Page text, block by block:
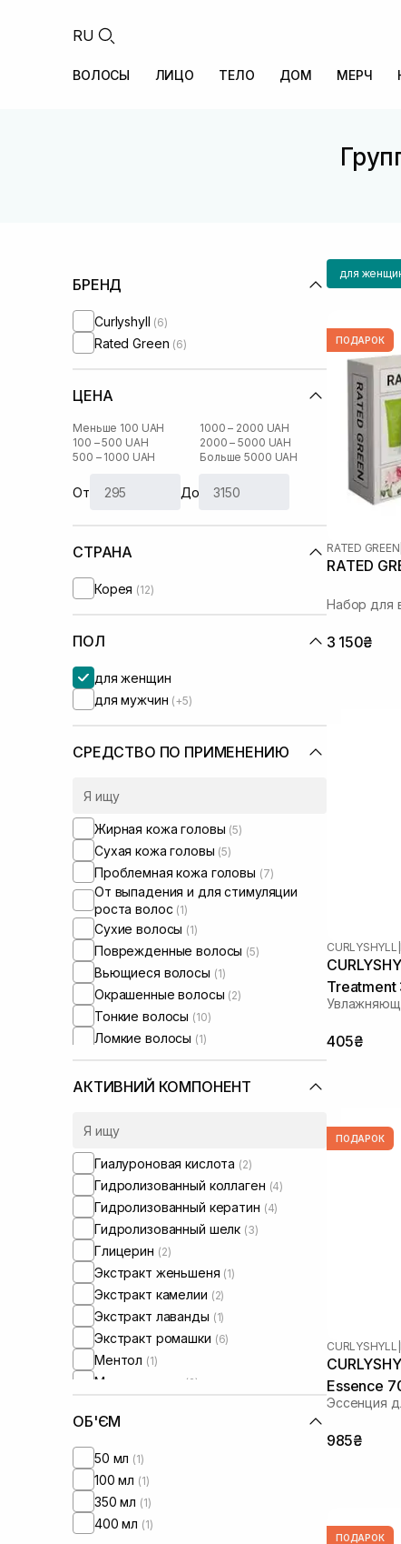
RU
ВОЛОСЫ ЛИЦО ТЕЛО ДОМ МЕРЧ
БРЕНД
Curlyshyll (6)
Rated Green (6)
ЦЕНА
Меньше 100 UAH
100 – 500 UAH
500 – 1000 UAH
1000 – 2000 UAH
2000 – 5000 UAH
Больше 5000 UAH
От До
СТРАНА
Корея (12)
ПОЛ
для женщин
для мужчин (+5)
СРЕДСТВО ПО ПРИМЕНЕНИЮ
Жирная кожа головы (5)
Сухая кожа головы (5)
Проблемная кожа головы (7)
От выпадения и для стимуляции
роста волос (1)
Сухие волосы (1)
Поврежденные волосы (5)
Вьющиеся волосы (1)
Окрашенные волосы (2)
Тонкие волосы (10)
Ломкие волосы (1)
Для объема волос(2)
Для глубокой очистки(2)
АКТИВНИЙ КОМПОНЕНТ
Гиалуроновая кислота (2)
Гидролизованный коллаген (4)
Гидролизованный кератин (4)
Гидролизованный шелк (3)
Глицерин (2)
Экстракт женьшеня (1)
Экстракт камелии (2)
Экстракт лаванды (1)
Экстракт ромашки (6)
Ментол (1)
Морская соль (2)
Масло арганы
Масло перечной мяты
Масло сои
Прополис
Протеины
ОБ'ЄМ
50 мл (1)
100 мл (1)
350 мл (1)
400 мл (1)
для
ПОДАРОК
RATED GREEN
RATED
Набор для
3 150₴
CURLYSHYLL
405₴
ПОДАРОК
CURLYSHYLL
Essence
Эссенция
985₴
ПОДАРОК